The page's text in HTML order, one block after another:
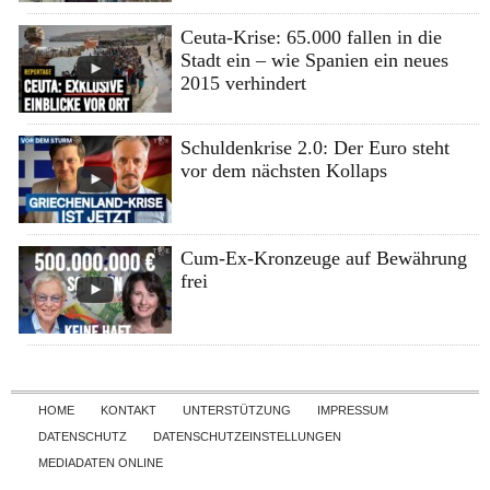
Ceuta-Krise: 65.000 fallen in die
Stadt ein – wie Spanien ein neues
2015 verhindert
Schuldenkrise 2.0: Der Euro steht
vor dem nächsten Kollaps
Cum-Ex-Kronzeuge auf Bewährung
frei
Skip to content
HOME KONTAKT UNTERSTÜTZUNG
IMPRESSUM
DATENSCHUTZ
DATENSCHUTZEINSTELLUNGEN
MEDIADATEN ONLINE